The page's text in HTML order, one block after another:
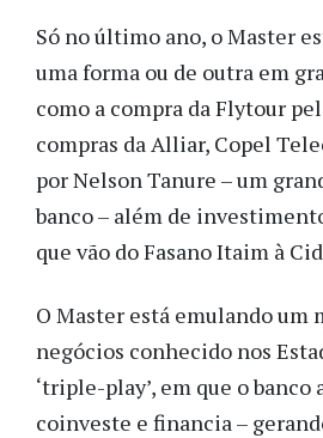
Só no último ano, o Master
uma forma ou de outra em
como a compra da Flytour
compras da Alliar, Copel
por Nelson Tanure – um
banco – além de
que vão do Fasano Itaim à
O Master está emulando um
negócios conhecido nos
‘triple-play’, em que o banco
coinveste e financia –